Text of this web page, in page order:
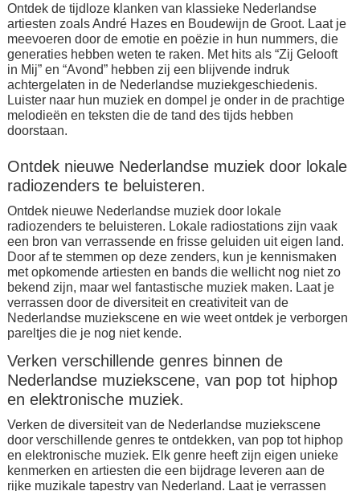
Ontdek de tijdloze klanken van klassieke Nederlandse
artiesten zoals André Hazes en Boudewijn de Groot. Laat je
meevoeren door de emotie en poëzie in hun nummers, die
generaties hebben weten te raken. Met hits als “Zij Gelooft
in Mij” en “Avond” hebben zij een blijvende indruk
achtergelaten in de Nederlandse muziekgeschiedenis.
Luister naar hun muziek en dompel je onder in de prachtige
melodieën en teksten die de tand des tijds hebben
doorstaan.
Ontdek nieuwe Nederlandse muziek door lokale
radiozenders te beluisteren.
Ontdek nieuwe Nederlandse muziek door lokale
radiozenders te beluisteren. Lokale radiostations zijn vaak
een bron van verrassende en frisse geluiden uit eigen land.
Door af te stemmen op deze zenders, kun je kennismaken
met opkomende artiesten en bands die wellicht nog niet zo
bekend zijn, maar wel fantastische muziek maken. Laat je
verrassen door de diversiteit en creativiteit van de
Nederlandse muziekscene en wie weet ontdek je verborgen
pareltjes die je nog niet kende.
Verken verschillende genres binnen de
Nederlandse muziekscene, van pop tot hiphop
en elektronische muziek.
Verken de diversiteit van de Nederlandse muziekscene
door verschillende genres te ontdekken, van pop tot hiphop
en elektronische muziek. Elk genre heeft zijn eigen unieke
kenmerken en artiesten die een bijdrage leveren aan de
rijke muzikale tapestry van Nederland. Laat je verrassen